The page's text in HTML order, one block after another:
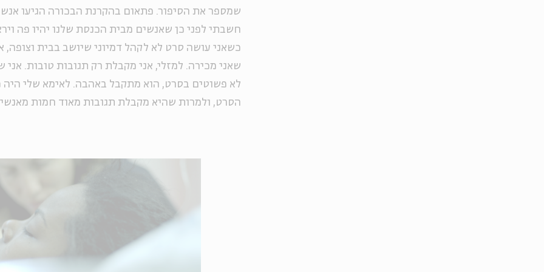
שמספר את הסיפור. פתאום בהקרנת הבכורה הגיעו
חשבתי לפני כן שאנשים מבית הכנסת שלנו יהיו פה
כשאני עושה סרט לא לקהל דמיוני שיושב בבית וצופה,
שאני מכירה. למזלי, אני מקבלת רק תגובות טובות.
לא פשוטים בסרט, הוא מתקבל באהבה. לאימא שלי
הסרט, ולמרות שהיא מקבלת תגובות מאוד חמות